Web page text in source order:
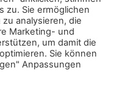
zu. Sie ermöglichen
analysieren, die
Marketing- und
um damit die
Sie können
Anpassungen